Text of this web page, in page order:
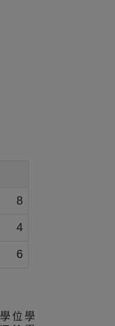
8
4
6
位學